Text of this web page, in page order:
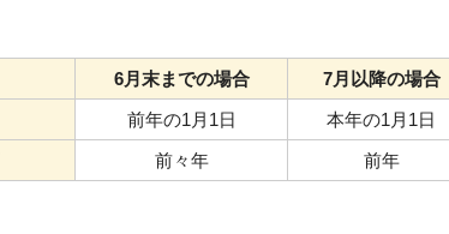
6月末までの場合
7月以降の場合
前年の1月1日
本年の1月1日
前々年 前年